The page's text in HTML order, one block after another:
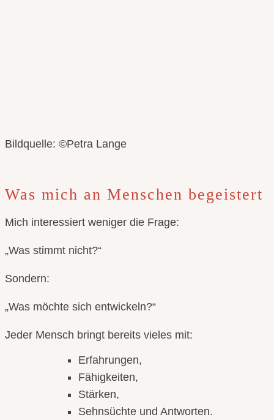
Bildquelle: ©Petra Lange
Was mich an Menschen begeistert
Mich interessiert weniger die Frage:
„Was stimmt nicht?“
Sondern:
„Was möchte sich entwickeln?“
Jeder Mensch bringt bereits vieles mit:
Erfahrungen,
Fähigkeiten,
Stärken,
Sehnsüchte und Antworten.